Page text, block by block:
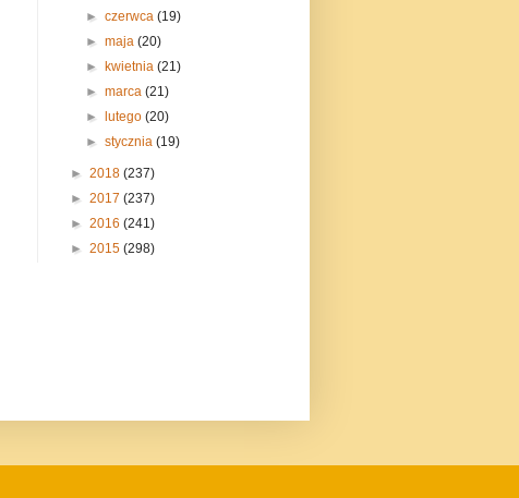
►czerwca(19)
►maja(20)
►kwietnia(21)
►marca(21)
►lutego(20)
►stycznia(19)
► 2018 (237)
► 2017 (237)
► 2016 (241)
► 2015 (298)